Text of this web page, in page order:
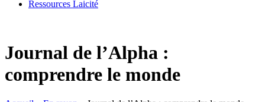
Ressources Laicité
Journal de l’Alpha :
comprendre le monde